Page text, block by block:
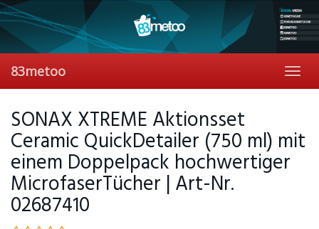
Skip
to
content
83metoo
SONAX XTREME Aktionsset
Ceramic QuickDetailer (750 ml) mit
einem Doppelpack hochwertiger
MicrofaserTücher | Art-Nr.
02687410